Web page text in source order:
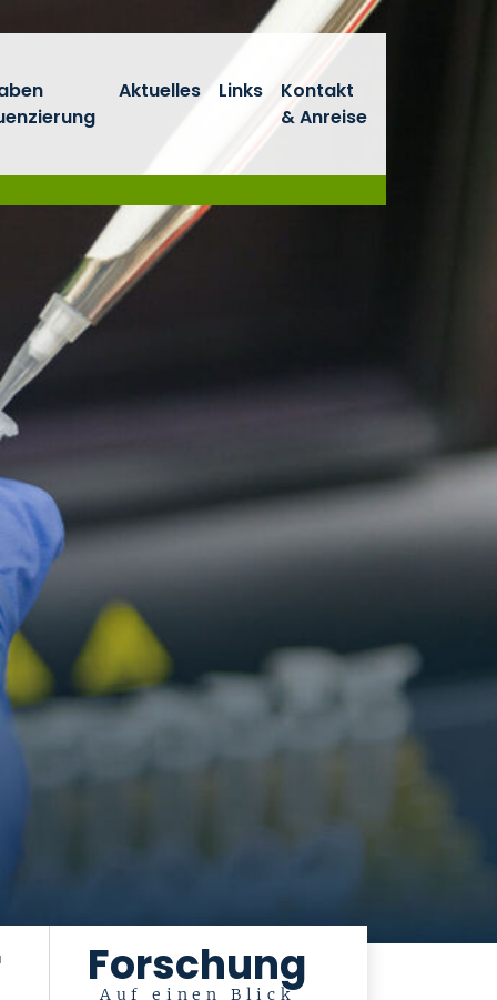
Forschung
Auf einen Blick
Aktuelles Links
Kontakt
& Anreise